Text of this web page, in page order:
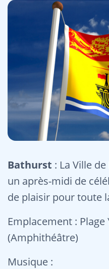
Bathurst : La Ville
un après-midi de
de plaisir pour toute
Emplacement : Plage
(Amphithéâtre)
Musique :